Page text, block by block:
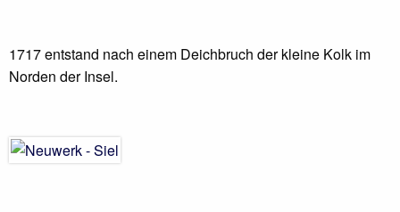
1717 entstand nach einem Deichbruch der kleine Kolk im
Norden der Insel.